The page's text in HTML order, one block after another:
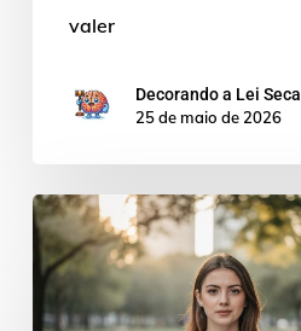
valer
Decorando a Lei Seca
25 de maio de 2026
Plataforma
de
lei